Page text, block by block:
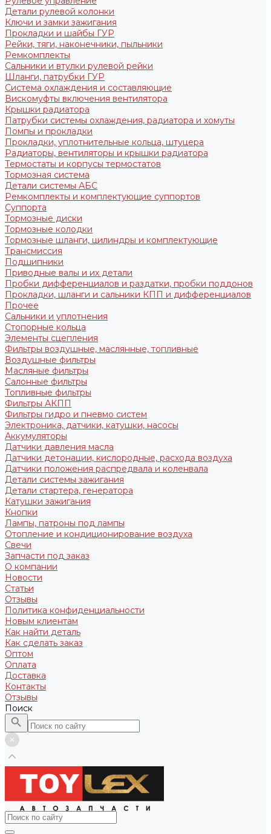
Детали рулевой колонки
Ключи и замки зажигания
Прокладки и шайбы ГУР
Рейки, тяги, наконечники, пыльники
Ремкомплекты
Сальники и втулки рулевой рейки
Шланги, патрубки ГУР
Система охлаждения и составляющие
Вискомуфты включения вентилятора
Крышки радиатора
Патрубки системы охлаждения, радиатора и хомуты
Помпы и прокладки
Прокладки, уплотнительные кольца, штуцера
Радиаторы, вентиляторы и крышки радиатора
Термостаты и корпусы термостатов
Тормозная система
Детали системы АБС
Ремкомплекты и комплектующие суппортов
Суппорта
Тормозные диски
Тормозные колодки
Тормозные шланги, цилиндры и комплектующие
Трансмиссия
Подшипники
Приводные валы и их детали
Пробки дифференциалов и раздатки, пробки поддонов
Прокладки, шланги и сальники КПП и дифференциалов
Прочее
Сальники и уплотнения
Стопорные кольца
Элементы сцепления
Фильтры воздушные, маслянные, топливные
Воздушные фильтры
Масляные фильтры
Салонные фильтры
Топливные фильтры
Фильтры АКПП
Фильтры гидро и пневмо систем
Электроника, датчики, катушки, насосы
Аккумуляторы
Датчики давления масла
Датчики детонации, кислородные, расхода воздуха
Датчики положения распредвала и коленвала
Детали системы зажигания
Детали стартера, генератора
Катушки зажигания
Кнопки
Лампы, патроны под лампы
Отопление и кондиционирование воздуха
Свечи
Запчасти под заказ
О компании
Новости
Статьи
Отзывы
Политика конфиденциальности
Новым клиентам
Как найти деталь
Как сделать заказ
Оптом
Оплата
Доставка
Контакты
Отзывы
Поиск